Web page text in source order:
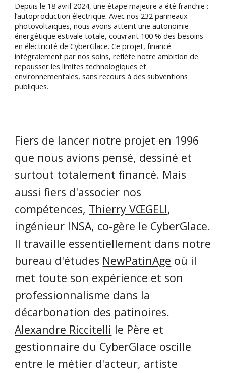
Depuis le 18 avril 2024, une étape majeure a été franchie :
l’autoproduction électrique. Avec nos 232 panneaux
photovoltaïques, nous avons atteint une autonomie
énergétique estivale totale, couvrant 100 % des besoins
en électricité de CyberGlace. Ce projet, financé
intégralement par nos soins, reflète notre ambition de
repousser les limites technologiques et
environnementales, sans recours à des subventions
publiques.
Fiers de lancer notre projet en 1996
que nous avions pensé, dessiné et
surtout totalement financé. Mais
aussi fiers d'associer nos
compétences, Thierry VŒGELI,
ingénieur INSA, co-gère le CyberGlace.
Il travaille essentiellement dans notre
bureau d'études NewPatinAge où il
met toute son expérience et son
professionnalisme dans la
décarbonation des patinoires.
Alexandre Riccitelli le Père et
gestionnaire du CyberGlace oscille
entre le métier d'acteur, artiste